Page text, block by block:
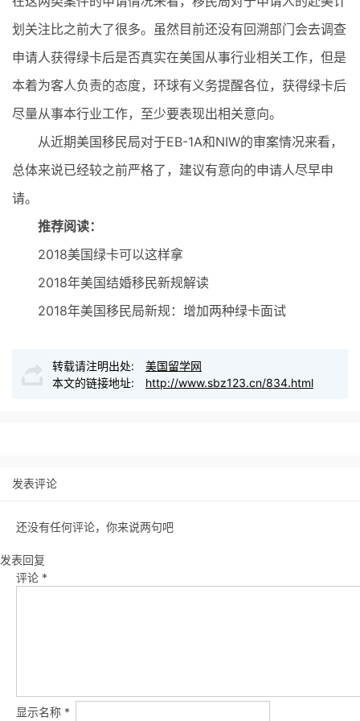
划关注比之前大了很多。虽然目前还没有回溯部门会去调查
申请人获得绿卡后是否真实在美国从事行业相关工作，但是
本着为客人负责的态度，环球有义务提醒各位，获得绿卡后
尽量从事本行业工作，至少要表现出相关意向。
从近期美国移民局对于EB-1A和NIW的审案情况来看，
总体来说已经较之前严格了，建议有意向的申请人尽早申
请。
推荐阅读：
2018美国绿卡可以这样拿
2018年美国结婚移民新规解读
2018年美国移民局新规：增加两种绿卡面试
转载请注明出处:
美国留学网
本文的链接地址:
http://www.sbz123.cn/834.html
发表评论
还没有任何评论，你来说两句吧
发表回复
评论 *
显示名称 *